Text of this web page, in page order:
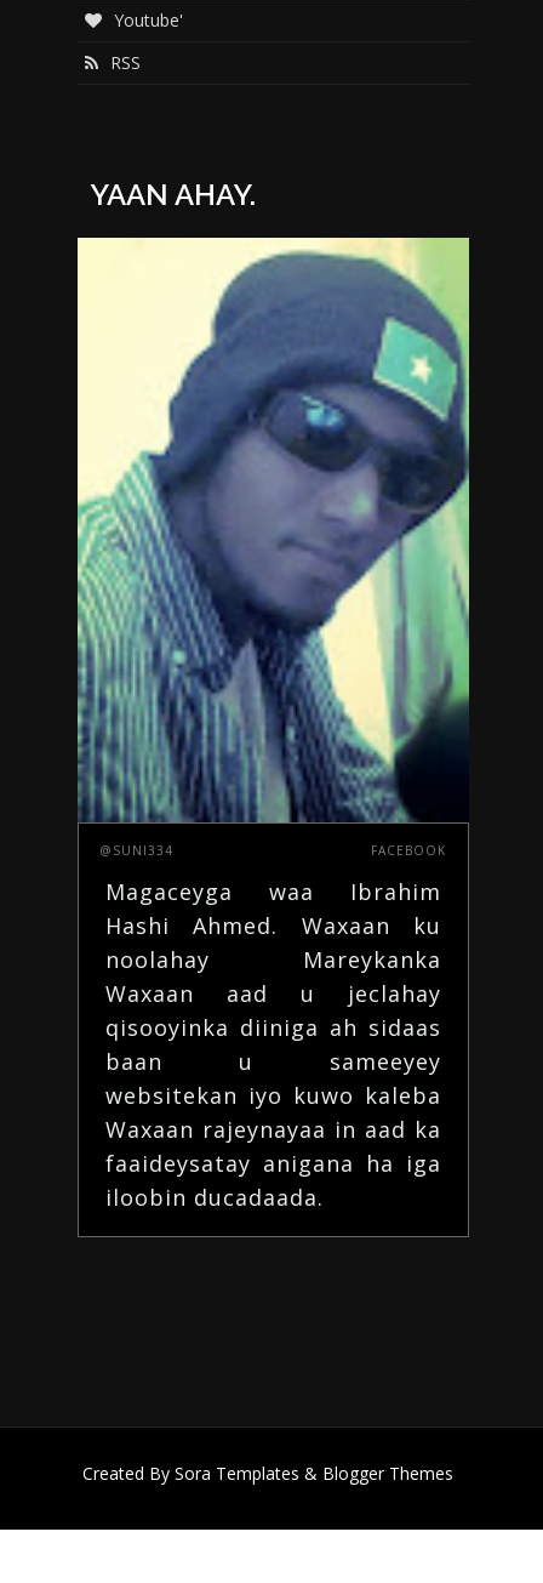
Youtube'
RSS
YAAN AHAY.
@SUNI334 FACEBOOK
Magaceyga waa Ibrahim
Hashi Ahmed. Waxaan ku
noolahay Mareykanka
Waxaan aad u jeclahay
qisooyinka diiniga ah sidaas
baan u sameeyey
websitekan iyo kuwo kaleba
Waxaan rajeynayaa in aad ka
faaideysatay anigana ha iga
iloobin ducadaada.
Created BySora Templates & Blogger Themes